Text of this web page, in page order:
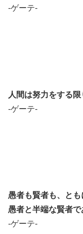
-ゲーテ-
人間は努力をする限
-ゲーテ-
愚者も賢者も、と
愚者と半端な賢者で
-ゲーテ-